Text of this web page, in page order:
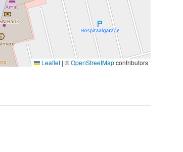
Leaflet | ©OpenStreetMapcontributors